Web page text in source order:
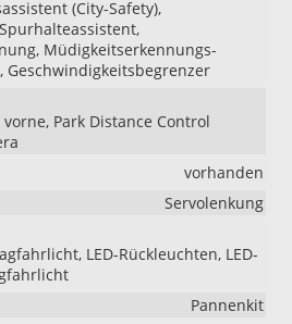
(City-Safety),
Müdigkeitserkennungs-
Geschwindigkeitsbegrenzer
Park Distance Control
vorhanden
Servolenkung
LED-Rückleuchten, LED-
Pannenkit